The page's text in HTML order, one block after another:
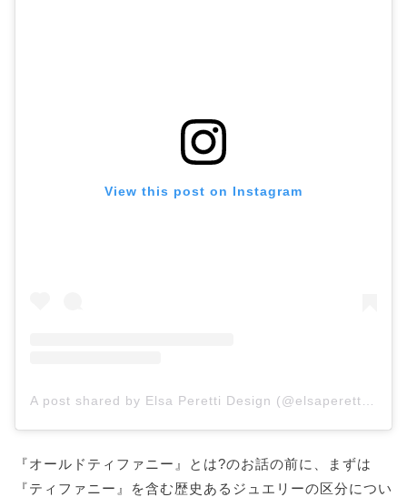
View this post on Instagram
『オールドティファニー』とは?のお話の前に、まずは
『ティファニー』を含む歴史あるジュエリーの区分につい